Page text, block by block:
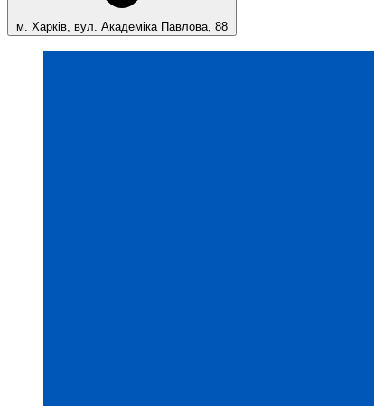
м. Харків, вул. Академіка Павлова, 88